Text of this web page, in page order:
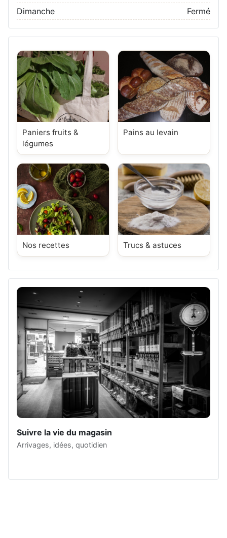
Dimanche
Fermé
Paniers fruits &
légumes
Pains au levain
Nos recettes Trucs & astuces
Suivre la vie du magasin
Arrivages, idées, quotidien